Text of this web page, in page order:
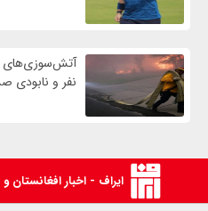
نفر و نابودی
ایراف - اخبار افغانستان و